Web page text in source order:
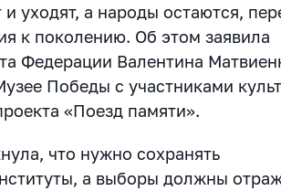
уходят, а народы остаются,
к поколению. Об этом заявила
Федерации Валентина
Победы с участниками
«Поезд памяти».
что нужно сохранять
а выборы должны